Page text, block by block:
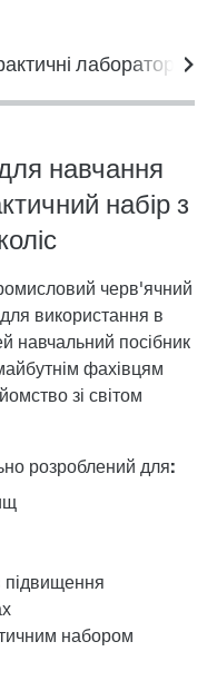
лабораторні
навчання
набір з
черв'ячний
використання в
навчальний посібник
фахівцям
зі світом
розроблений для:
підвищення
набором